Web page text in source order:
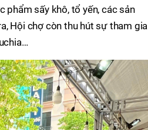
phẩm sấy khô, tổ yến, các sản
Hội chợ còn thu hút sự tham gia